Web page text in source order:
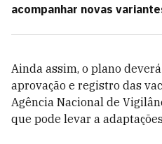
acompanhar novas
Ainda assim, o plano
aprovação e registro das
Agência Nacional de
que pode levar a